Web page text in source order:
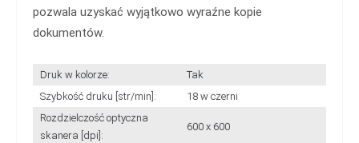
pozwala uzyskać wyjątkowo wyraźne kopie
dokumentów.
Druk w kolorze:
Tak
Szybkość druku [str/min]:
18 w czerni
Rozdzielczość optyczna
skanera [dpi]:
600 x 600